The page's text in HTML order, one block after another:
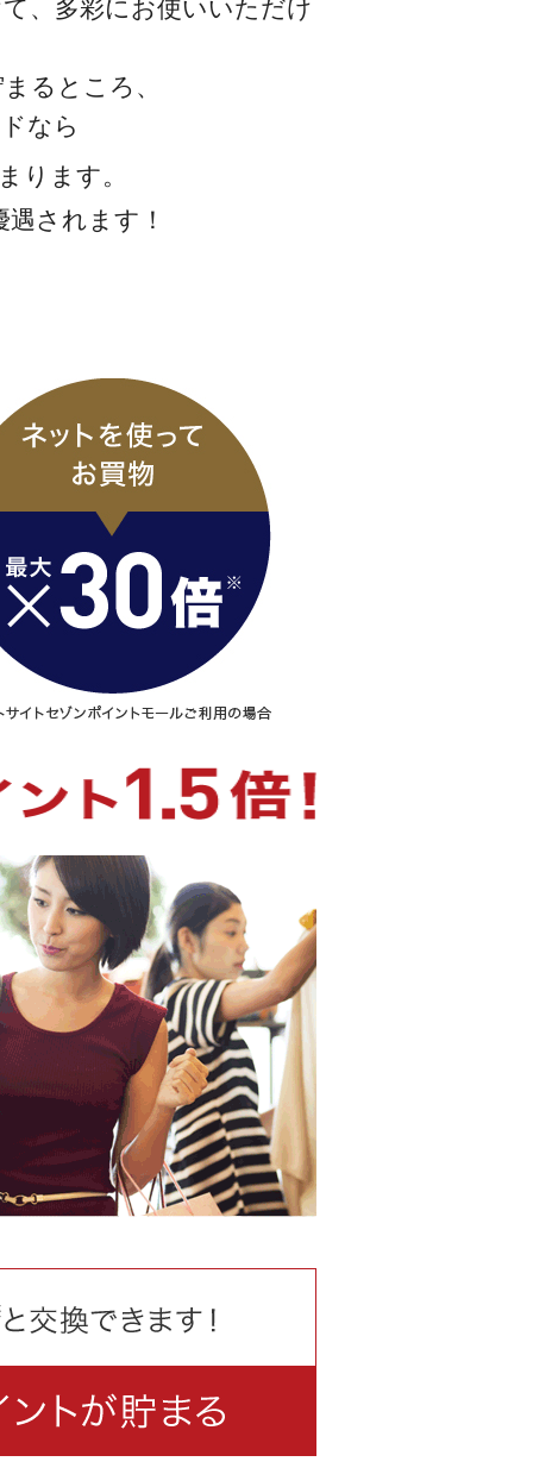
、多彩にお使いいただけ
るところ、
なら
ります。
されます！